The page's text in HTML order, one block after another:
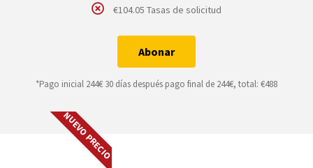
€104.05 Tasas de solicitud
Abonar
*Pago inicial 244€ 30 días después pago final de 244€, total: €488
NUEVO PRECIO